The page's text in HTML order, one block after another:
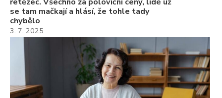
se tam mačkají a hlásí, že tohle tady
chybělo
3. 7. 2025